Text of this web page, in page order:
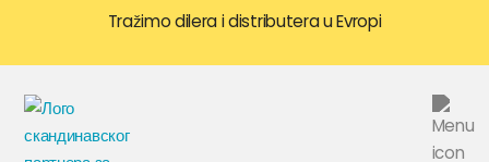
Tražimo dilera i distributera u Evropi